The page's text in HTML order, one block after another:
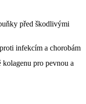
před škodlivými
infekcím a chorobám
kolagenu pro pevnou a